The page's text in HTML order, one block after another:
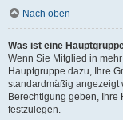
Nach oben
Was ist eine
Wenn Sie Mitglied in
Hauptgruppe dazu, Ihre
standardmäßig angezeigt
Berechtigung geben,
festzulegen.